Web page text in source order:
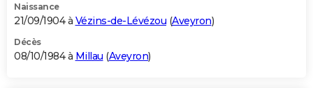
Naissance
21/09/1904 à Vézins-de-Lévézou (Aveyron)
Décès
08/10/1984 à Millau (Aveyron)